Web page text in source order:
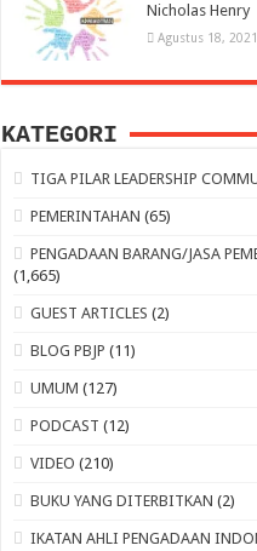
Nicholas Henry
Agustus 18, 2021
KATEGORI
TIGA PILAR LEADERSHIP
PEMERINTAHAN (65)
PENGADAAN BARANG/JASA
(1,665)
GUEST ARTICLES (2)
BLOG PBJP (11)
UMUM (127)
PODCAST (12)
VIDEO (210)
BUKU YANG DITERBITKAN (2)
IKATAN AHLI PENGADAAN